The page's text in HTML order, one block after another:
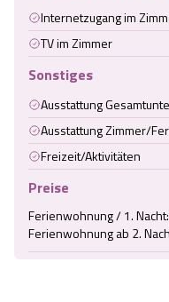
Internetzugang im
TV im Zimmer
Sonstiges
Ausstattung
Ausstattung Zimmer/
Freizeit/Aktivitäten
Preise
Ferienwohnung / 1.
Ferienwohnung ab 2.